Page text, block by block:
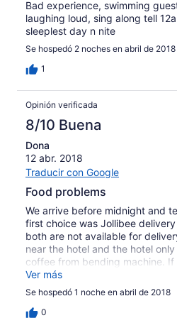
EVERYTHING but the pool itself
disappointment! Quite frankly
again if the stay was free.
Bad experience, swimming
laughing loud, sing along tell
sleeplest day n nite
Se hospedó 2 noches en abril de 2018
1
Opinión verificada
8/10 Buena
Dona
12 abr. 2018
Traducir con Google
Food problems
We arrive before midnight and
first choice was Jollibee
both are not available for
near the hotel and the hotel
coffee from bending machine.
hideout for a cheap price this
Ver más
Se hospedó 1 noche en abril de 2018
0